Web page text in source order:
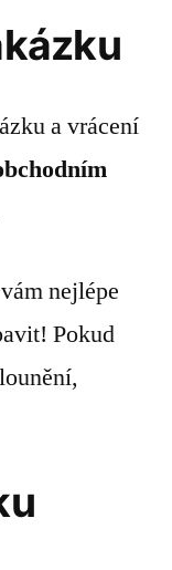
a vrácení
nejlépe
Pokud